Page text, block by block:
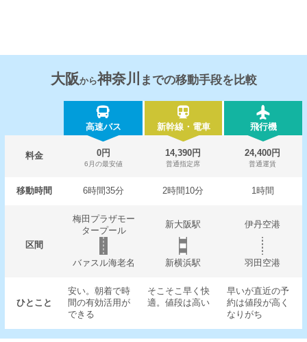
大阪から神奈川 までの移動手段を比較
高速バス 新幹線・電車 飛行機
料金 0円
6月の最安値
14,390円
普通指定席
24,400円
普通運賃
移動時間 6時間35分 2時間10分 1時間
区間
梅田プラザモー
タープール
新大阪駅 伊丹空港
バァスル海老名 新横浜駅 羽田空港
ひとこと
安い。朝着で時
間の有効活用が
できる
そこそこ早く快
適。値段は高い
早いが直近の予
約は値段が高く
なりがち